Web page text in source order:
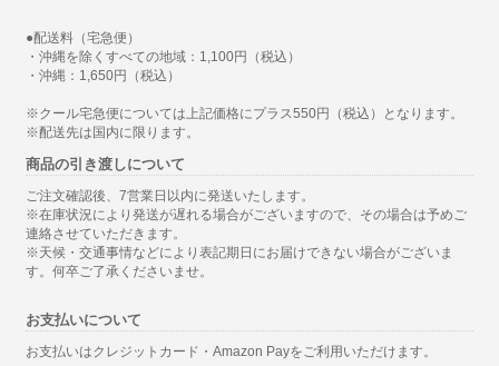
●配送料（宅急便）
・沖縄を除くすべての地域：1,100円（税込）
・沖縄：1,650円（税込）
※クール宅急便については上記価格にプラス550円（税込）となります。
※配送先は国内に限ります。
商品の引き渡しについて
ご注文確認後、7営業日以内に発送いたします。
※在庫状況により発送が遅れる場合がございますので、その場合は予めご
連絡させていただきます。
※天候・交通事情などにより表記期日にお届けできない場合がございま
す。何卒ご了承くださいませ。
お支払いについて
お支払いはクレジットカード・Amazon Payをご利用いただけます。